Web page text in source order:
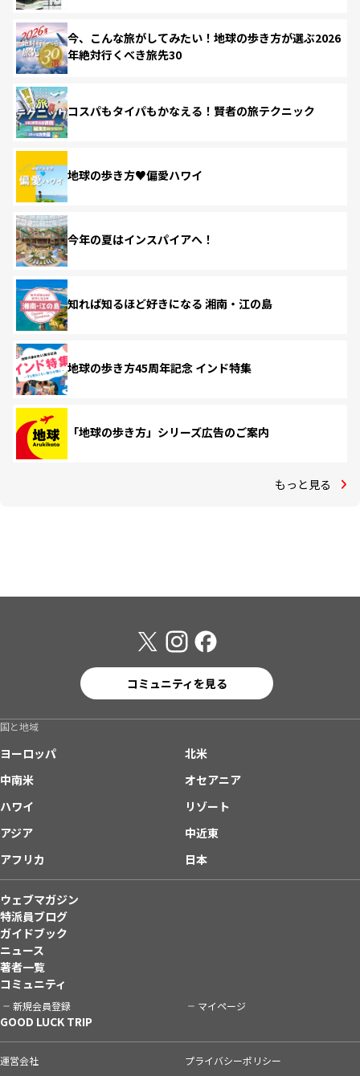
今、こんな旅がしてみたい！地球の歩き方が選ぶ2026
年絶対行くべき旅先30
コスパもタイパもかなえる！賢者の旅テクニック
地球の歩き方♥偏愛ハワイ
今年の夏はインスパイアへ！
知れば知るほど好きになる 湘南・江の島
地球の歩き方45周年記念 インド特集
「地球の歩き方」シリーズ広告のご案内
もっと見る
コミュニティを見る
国と地域
ヨーロッパ
北米
中南米
オセアニア
ハワイ
リゾート
アジア
中近東
アフリカ
日本
ウェブマガジン
特派員ブログ
ガイドブック
ニュース
著者一覧
コミュニティ
新規会員登録 マイページ
GOOD LUCK TRIP
運営会社 プライバシーポリシー